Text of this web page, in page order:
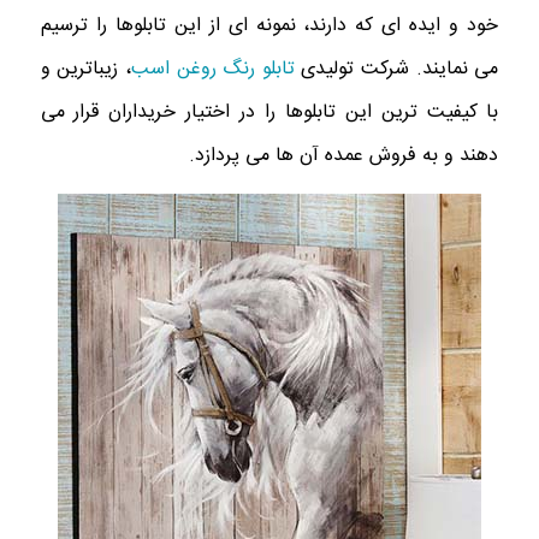
خود و ایده ای که دارند، نمونه ای از این تابلوها را ترسیم
می نمایند. شرکت تولیدیتابلو رنگ روغن اسب، زیباترین و
با کیفیت ترین این تابلوها را در اختیار خریداران قرار می‌
دهند و به فروش عمده آن ها می پردازد.